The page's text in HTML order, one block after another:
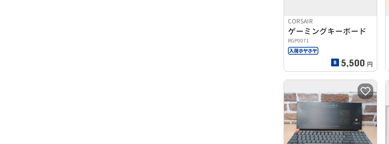
CORSAIR
ゲーミングキーボード
RGP0071
5,500 円